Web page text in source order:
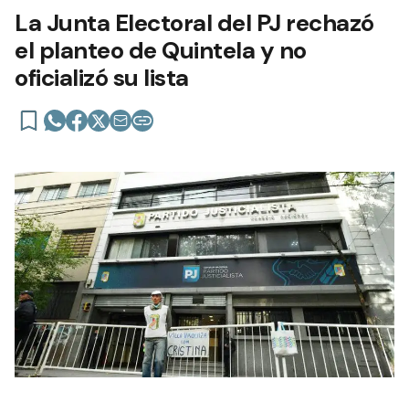
La Junta Electoral del PJ rechazó
el planteo de Quintela y no
oficializó su lista